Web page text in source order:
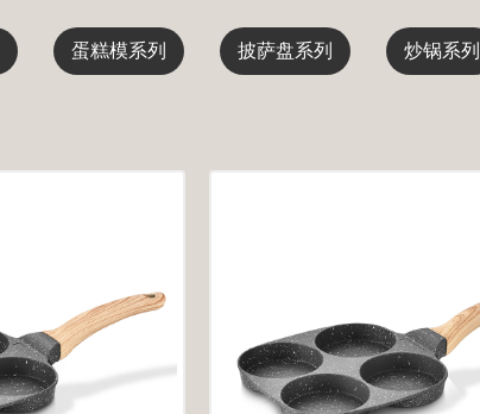
蛋糕模系列 披萨盘系列 炒锅系列